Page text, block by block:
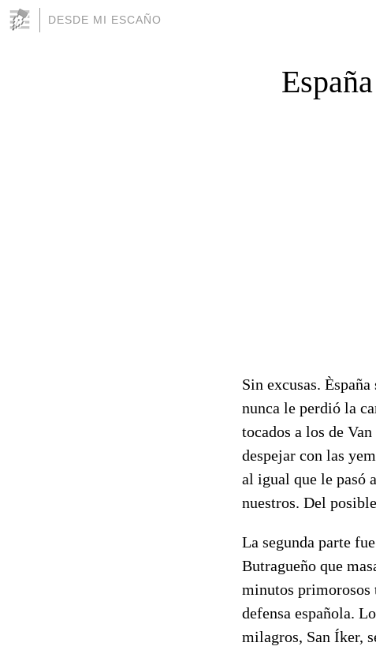
DESDE MI ESCAÑO
Sin excusas.
nunca le perdió la
tocados a los de
despejar con las
al igual que le pasó
nuestros. Del
La segunda parte
Butragueño que
minutos primorosos
defensa española.
milagros, San Íker,